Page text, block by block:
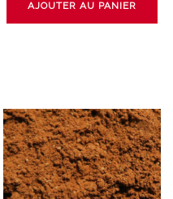
AJOUTER AU PANIER